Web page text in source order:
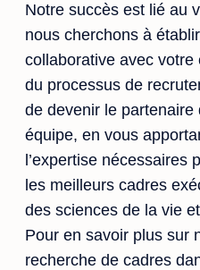
Notre succès est lié au
nous cherchons à
collaborative avec
du processus de
de devenir le
équipe, en vous
l’expertise nécessaires
les meilleurs cadres
des sciences de la vie
Pour en savoir plus sur
recherche de cadres